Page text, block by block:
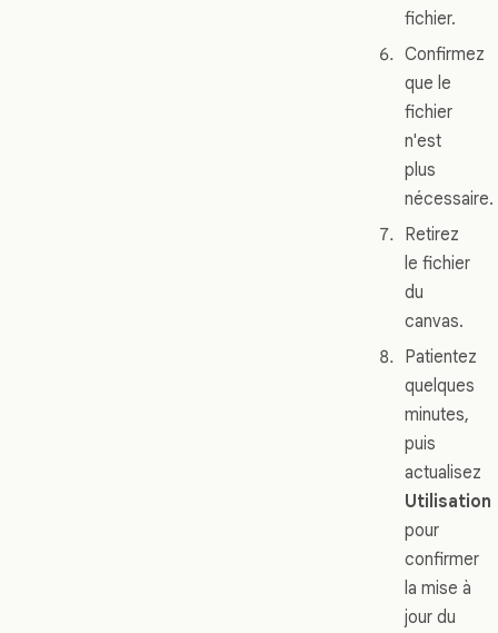
fichier.
Confirmez
que le
fichier
n'est
plus
nécessaire.
Retirez
le fichier
du
canvas.
Patientez
quelques
minutes,
puis
actualisez
Utilisation
pour
confirmer
la mise à
jour du